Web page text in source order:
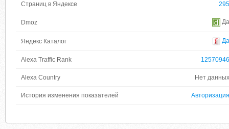
Страниц в Яндексе 295
Dmoz Да
Яндекс Каталог Да
Alexa Traffic Rank 12570946
Alexa Country Нет данных
История изменения показателей Авторизация